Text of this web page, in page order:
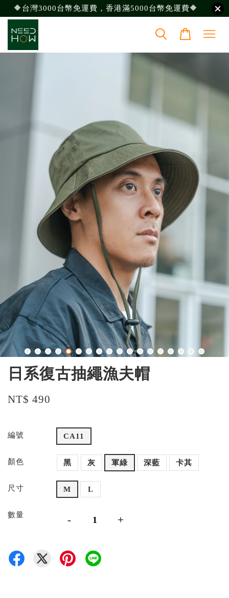
🔶台灣3000台幣免運費，香港滿5000台幣免運費🔶
日系復古抽繩漁夫帽
NT$ 490
編號 CA11
顏色 黑 灰 軍綠 深藍 卡其
尺寸 M L
數量 - +